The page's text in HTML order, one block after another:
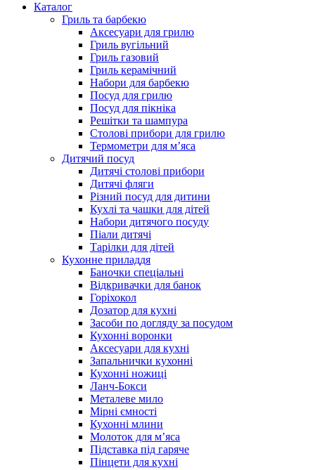
Каталог
Гриль та барбекю
Аксесуари для грилю
Гриль вугільний
Гриль газовий
Гриль керамічний
Набори для барбекю
Посуд для грилю
Посуд для пікніка
Решітки та шампура
Столові прибори для грилю
Термометри для м’яса
Дитячий посуд
Дитячі столові прибори
Дитячі фляги
Різний посуд для дитини
Кухлі та чашки для дітей
Набори дитячого посуду
Піали дитячі
Тарілки для дітей
Кухонне приладдя
Баночки спеціальні
Відкривачки для банок
Горіхокол
Дозатор для кухні
Засоби по догляду за посудом
Кухонні воронки
Аксесуари для кухні
Запальнички кухонні
Кухонні ножиці
Ланч-Бокси
Металеве мило
Мірні ємності
Кухонні млини
Молоток для м’яса
Підставка під гаряче
Пінцети для кухні